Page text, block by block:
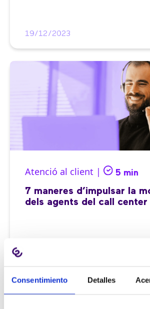
Consentimiento Detalles
19/12/2023
Atenció al client | 5 min
7 maneres d’impulsar la
dels agents del call center